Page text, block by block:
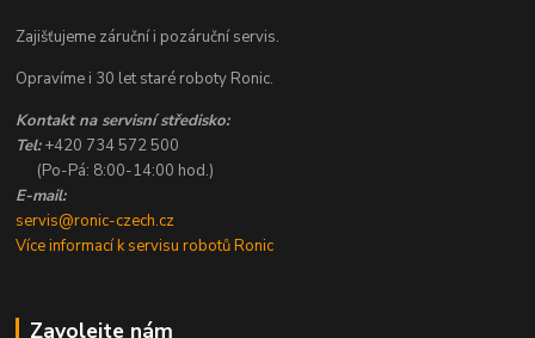
Zajišťujeme záruční i pozáruční servis.
Opravíme i 30 let staré roboty Ronic.
Kontakt na servisní středisko:
Tel:+420 734 572 500
(Po-Pá: 8:00-14:00 hod.)
E-mail:
servis@ronic-czech.cz
Více informací k servisu robotů Ronic
Zavolejte nám